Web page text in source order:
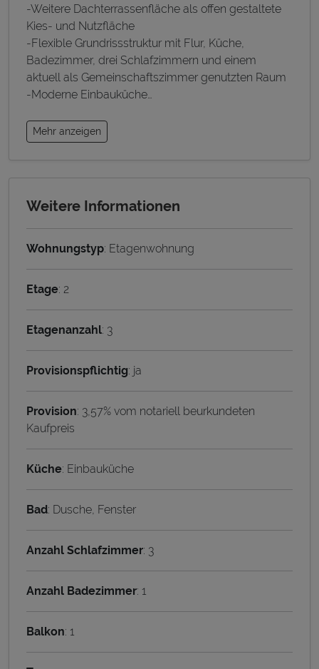
-Weitere Dachterrassenfläche als offen gestaltete
Kies- und Nutzfläche
-Flexible Grundrissstruktur mit Flur, Küche,
Badezimmer, drei Schlafzimmern und einem
aktuell als Gemeinschaftszimmer genutzten Raum
-Moderne Einbauküche…
Mehr anzeigen
Weitere Informationen
Wohnungstyp: Etagenwohnung
Etage: 2
Etagenanzahl: 3
Provisionspflichtig: ja
Provision: 3,57% vom notariell beurkundeten
Kaufpreis
Küche: Einbauküche
Bad: Dusche, Fenster
Anzahl Schlafzimmer: 3
Anzahl Badezimmer: 1
Balkon: 1